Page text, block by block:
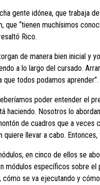
gente idónea, que trabaja
que “tienen muchísimos
Rico.
de manera bien inicial y
a lo largo del cursado.
todos podamos aprender”.
poder entender el
haciendo. Nosotros lo
de cuadros que a veces
quiere llevar a cabo.
en cinco de ellos se
módulos específicos sobre el
se va ejecutando y